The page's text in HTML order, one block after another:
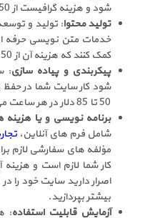
شود و هزینه گرافیست از 50 تا 150 دلار در هر ساعت می باشد.
تولید محتوا: تولید و
خدمات متن نویسی حرفه
کمک کنند که هزینه آن از 50 تا 85 دلار در هر ساعت می باشد.
پیکربندی و پیاده سازی
شود کار سایت شما در حفظ
50 تا 85 دلار در هر ساعت می باشد.
برنامه نویسی و یا
شامل فرم های آنلاین،
مؤلفه های سفارشی لازم
بیشتر بپردازید.
آزمایش قابلیت استفاده